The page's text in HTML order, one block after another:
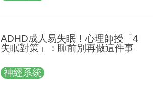
ADHD成人易失眠！心理師授「4
失眠對策」：睡前別再做這件事
神經系統